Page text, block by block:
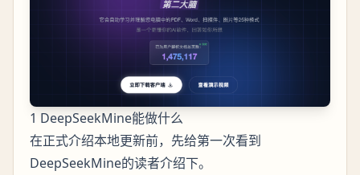
1 DeepSeekMine能做什么
在正式介绍本地更新前，先给第一次看到
DeepSeekMine的读者介绍下。